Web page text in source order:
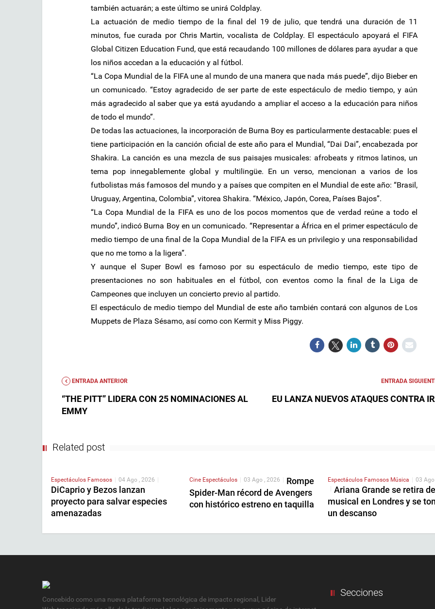
también actuarán; a este último se unirá Coldplay.
La actuación de medio tiempo de la final del 19 de julio, que tendrá una duración de 11
minutos, fue curada por Chris Martin, vocalista de Coldplay. El espectáculo apoyará el FIFA
Global Citizen Education Fund, que está recaudando 100 millones de dólares para ayudar a que
los niños accedan a la educación y al fútbol.
“La Copa Mundial de la FIFA une al mundo de una manera que nada más puede”, dijo Bieber en
un comunicado. “Estoy agradecido de ser parte de este espectáculo de medio tiempo, y aún
más agradecido al saber que ya está ayudando a ampliar el acceso a la educación para niños
de todo el mundo”.
De todas las actuaciones, la incorporación de Burna Boy es particularmente destacable: pues el
tiene participación en la canción oficial de este año para el Mundial, “Dai Dai”, encabezada por
Shakira. La canción es una mezcla de sus paisajes musicales: afrobeats y ritmos latinos, un
tema pop innegablemente global y multilingüe. En un verso, mencionan a varios de los
futbolistas más famosos del mundo y a países que compiten en el Mundial de este año: “Brasil,
Uruguay, Argentina, Colombia”, vitorea Shakira. “México, Japón, Corea, Países Bajos”.
“La Copa Mundial de la FIFA es uno de los pocos momentos que de verdad reúne a todo el
mundo”, indicó Burna Boy en un comunicado. “Representar a África en el primer espectáculo de
medio tiempo de una final de la Copa Mundial de la FIFA es un privilegio y una responsabilidad
que no me tomo a la ligera”.
Y aunque el Super Bowl es famoso por su espectáculo de medio tiempo, este tipo de
presentaciones no son habituales en el fútbol, con eventos como la final de la Liga de
Campeones que incluyen un concierto previo al partido.
El espectáculo de medio tiempo del Mundial de este año también contará con algunos de Los
Muppets de Plaza Sésamo, así como con Kermit y Miss Piggy.
ENTRADA ANTERIOR
“THE PITT” LIDERA CON 25 NOMINACIONES AL
EMMY
ENTRADA
EU LANZA NUEVOS ATAQUES CONTRA
Related post
Espectáculos Famosos 04 Ago , 2026
DiCaprio y Bezos lanzan
proyecto para salvar especies
amenazadas
Cine Espectáculos 03 Ago , 2026
Rompe
Spider-Man récord de Avengers
con histórico estreno en taquilla
Espectáculos Famosos Música
03
Ariana Grande se retira
musical en Londres y se
un descanso
Concebido como una nueva plataforma tecnológica de impacto regional, Lider
Secciones